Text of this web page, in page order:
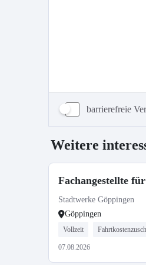
barrierefreie
Weitere
Fachangestellte
Stadtwerke Göppingen
Göppingen
Vollzeit
07.08.2026